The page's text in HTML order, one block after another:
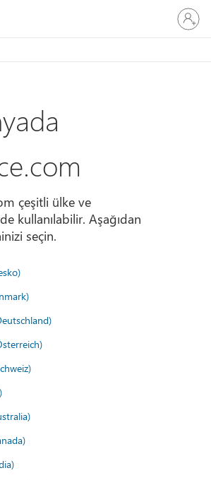
oturum
açın
çeşitli ülke ve
kullanılabilir. Aşağıdan
seçin.